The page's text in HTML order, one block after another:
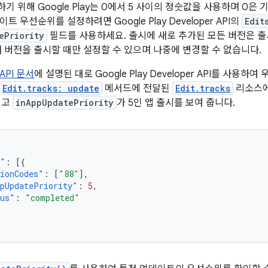
기 위해 Google Play는 0에서 5 사이의 정숫값을 사용하며 0은
트 우선순위를 설정하려면 Google Play Developer API의
필드를 사용하세요. 출시에 새로 추가된 모든 버전은
버전을 출시할 때만 설정할 수 있으며 나중에 변경할 수 없습니다.
문서 에 설명된 대로 Google Play Developer API를 사용하여
Edit.tracks: update 메서드에 전달된 Edit.tracks 리소스
inAppUpdatePriority 가 5인 앱 출시를 보여 줍니다.
:
[{
: [ "88" ],
: 5,
: "completed"